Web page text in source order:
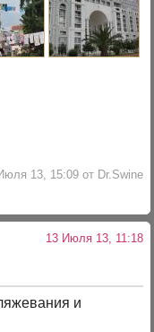
13, 15:09 от Dr.Swine
13 Июля 13, 11:18
и